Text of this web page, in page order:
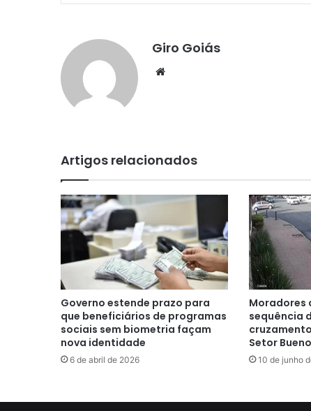
Giro Goiás
Website
Artigos relacionados
Governo estende prazo para
que beneficiários de programas
sociais sem biometria façam
nova identidade
6 de abril de 2026
Moradores
sequência
Setor
10 de junho